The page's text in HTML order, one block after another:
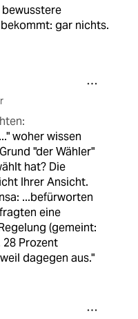
gar nichts.
woher wissen
"der Wähler"
hat? Die
Ihrer Ansicht.
...befürworten
eine
(gemeint:
Prozent
dagegen aus."